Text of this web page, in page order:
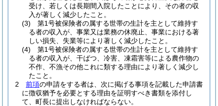
受け、若しくは長期間入院したことにより、その者の収
入が著しく減少したこと。
(3)
第1号被保険者の属する世帯の生計を主として維持す
る者の収入が、事業又は業務の休廃止、事業における著
しい損失、失業等により著しく減少したこと。
(4)
第1号被保険者の属する世帯の生計を主として維持す
る者の収入が、干ばつ、冷害、凍霜害等による農作物の
不作、不漁その他これに類する理由により著しく減少し
たこと。
2
前項の申請をする者は、次に掲げる事項を記載した申請書
に徴収猶予を必要とする理由を証明すべき書類を添付し
て、町長に提出しなければならない。